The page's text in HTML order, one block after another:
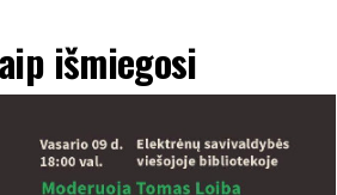
išmiegosi